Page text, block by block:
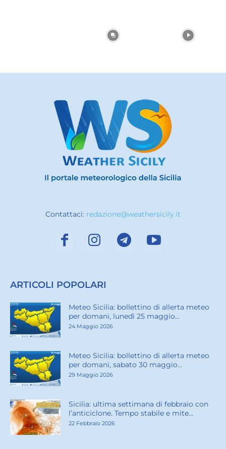
Contattaci: redazione@weathersicily.it
ARTICOLI POPOLARI
Meteo Sicilia: bollettino di allerta meteo
per domani, lunedì 25 maggio...
24 Maggio 2026
Meteo Sicilia: bollettino di allerta meteo
per domani, sabato 30 maggio...
29 Maggio 2026
Sicilia: ultima settimana di febbraio con
l’anticiclone. Tempo stabile e mite...
22 Febbraio 2026